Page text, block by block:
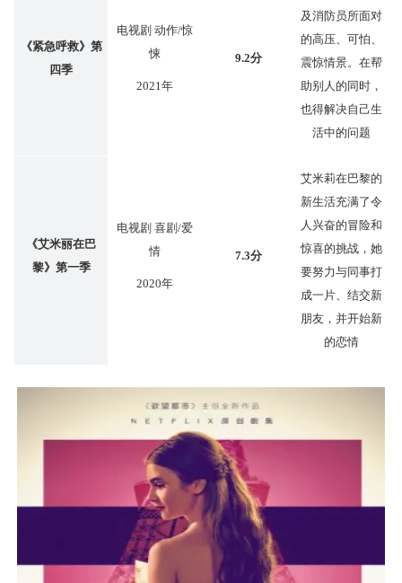
《紧急呼救》第
四季
电视剧 动作/惊
悚
2021年
9.2分
及消防员所面对
的高压、可怕、
震惊情景。在帮
助别人的同时，
也得解决自己生
活中的问题
《艾米丽在巴
黎》第一季
电视剧 喜剧/爱
情
2020年
7.3分
艾米莉在巴黎的
新生活充满了令
人兴奋的冒险和
惊喜的挑战，她
要努力与同事打
成一片、结交新
朋友，并开始新
的恋情